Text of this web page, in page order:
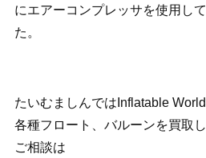
にエアーコンプレッサを使用し
た。
たいむましんではInflatable
各種フロート、バルーンを買取し
ご相談は